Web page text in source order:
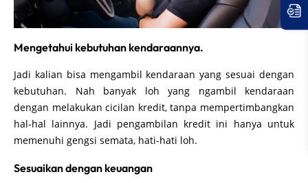
Mengetahui kebutuhan kendaraannya.
Jadi kalian bisa mengambil kendaraan yang sesuai dengan
kebutuhan. Nah banyak loh yang ngambil kendaraan
dengan melakukan cicilan kredit, tanpa mempertimbangkan
hal-hal lainnya. Jadi pengambilan kredit ini hanya untuk
memenuhi gengsi semata, hati-hati loh.
Sesuaikan dengan keuangan